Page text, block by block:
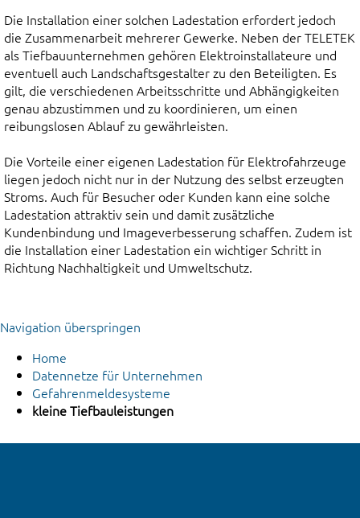
Die Installation einer solchen Ladestation erfordert jedoch
die Zusammenarbeit mehrerer Gewerke. Neben der TELETEK
als Tiefbauunternehmen gehören Elektroinstallateure und
eventuell auch Landschaftsgestalter zu den Beteiligten. Es
gilt, die verschiedenen Arbeitsschritte und Abhängigkeiten
genau abzustimmen und zu koordinieren, um einen
reibungslosen Ablauf zu gewährleisten.
Die Vorteile einer eigenen Ladestation für Elektrofahrzeuge
liegen jedoch nicht nur in der Nutzung des selbst erzeugten
Stroms. Auch für Besucher oder Kunden kann eine solche
Ladestation attraktiv sein und damit zusätzliche
Kundenbindung und Imageverbesserung schaffen. Zudem ist
die Installation einer Ladestation ein wichtiger Schritt in
Richtung Nachhaltigkeit und Umweltschutz.
Navigation überspringen
Home
Datennetze für Unternehmen
Gefahrenmeldesysteme
kleine Tiefbauleistungen